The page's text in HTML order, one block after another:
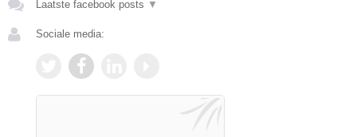
Laatste facebook posts ▼
Sociale media: